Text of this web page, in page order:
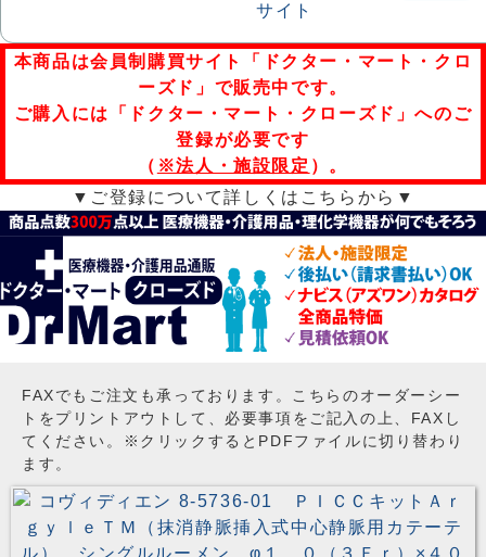
本商品は会員制購買サイト「ドクター・マート・クロ
ーズド」で販売中です。
ご購入には「ドクター・マート・クローズド」へのご
登録が必要です
（ ※法人・施設限定 ）。
▼ご登録について詳しくはこちらから▼
FAXでもご注文も承っております。こちらのオーダーシー
トをプリントアウトして、必要事項をご記入の上、FAXし
てください。※クリックするとPDFファイルに切り替わり
ます。